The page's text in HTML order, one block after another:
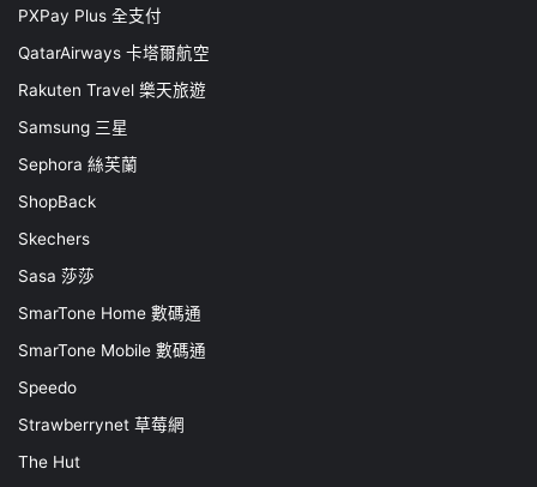
PXPay Plus 全支付
QatarAirways 卡塔爾航空
Rakuten Travel 樂天旅遊
Samsung 三星
Sephora 絲芙蘭
ShopBack
Skechers
Sasa 莎莎
SmarTone Home 數碼通
SmarTone Mobile 數碼通
Speedo
Strawberrynet 草莓網
The Hut